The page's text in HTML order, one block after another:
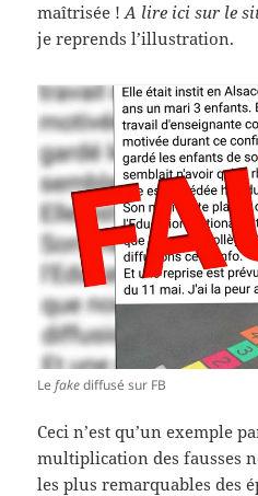
maîtrisée !A lire ici sur le
je reprends l’illustration.
Lefakediffusé sur FB
Ceci n’est qu’un exemple
multiplication des fausses
les plus remarquables des